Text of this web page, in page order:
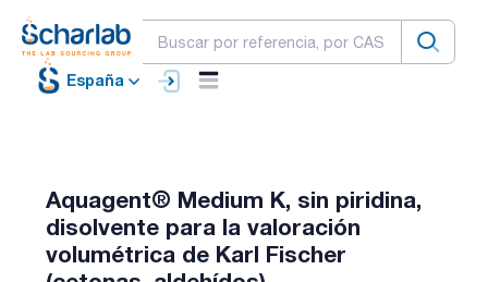
España
Aquagent® Medium K, sin piridina,
disolvente para la valoración
volumétrica de Karl Fischer